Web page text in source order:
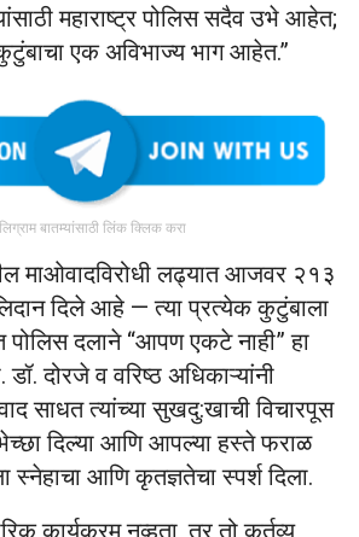
महाराष्ट्र पोलिस सदैव उभे आहेत;
एक अविभाज्य भाग आहेत.”
बातम्यांसाठी लिंक क्लिक करा
माओवादविरोधी लढ्यात आजवर २१३
दिले आहे — त्या प्रत्येक कुटुंबाला
पोलिस दलाने “आपण एकटे नाही” हा
दोरजे व वरिष्ठ अधिकाऱ्यांनी
साधत त्यांच्या सुखदु:खाची विचारपूस
दिल्या आणि आपल्या हस्ते फराळ
स्नेहाचा आणि कृतज्ञतेचा स्पर्श दिला.